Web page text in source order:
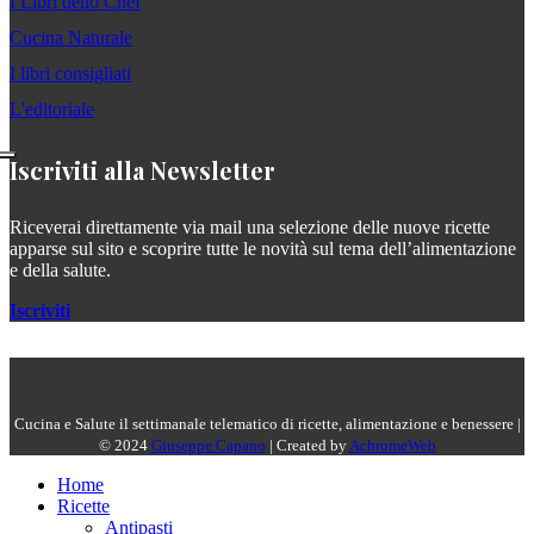
Cucina Naturale
I libri consigliati
L'editoriale
Iscriviti alla Newsletter
Riceverai direttamente via mail una selezione delle nuove ricette
apparse sul sito e scoprire tutte le novità sul tema dell’alimentazione
e della salute.
Iscriviti
Cucina e Salute il settimanale telematico di ricette, alimentazione e benessere |
© 2024 Giuseppe Capano | Created byAchromeWeb
Home
Ricette
Antipasti